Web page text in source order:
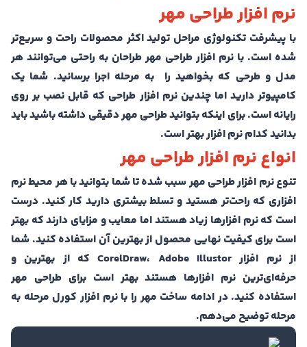
نرم افزار طراحی مهر
با پیشرفت تکنولوژی مراحل تولید اکثر محصولات راحت و سریع‌تر
شده است. با نرم افزار طراحی مهر طراحان به راحتی می‌توانند هر
مدل و طرحی که بخواهید را به مرحله اجرا برسانید. شما یک
کامپیوتر دارید اما چندین نرم افزار طراحی که قابل نصب بر روی
رایانه است. برای اینکه بتوانید طراحی مهر دقیقی داشته باشید باید
بدانید کدام نرم افزار بهتر است.
انواع نرم افزار طراحی مهر
تنوع نرم افزار‌ طراحی مهر سبب شده تا شما بتوانید با هر محیط نرم
افزاری که راحت‌تر هستید و تسلط بیشتری دارید کار کنید. درست
است که نرم افزارها زیاد هستند اما معایب و مزایای دارند که بهتر
است برای کیفیت نهایی محصول از بهترین آن استفاده کنید. شما
از نرم افزار CorelDraw، Adobe Illustor که از بهترین و
حرفه‌ای‌ترین نرم افزار‌ها هستند بهتر است برای طراحی مهر
استفاده کنید. در ادامه ساخت مهر را با نرم افزار کورل مرحله به
مرحله توضیح می‌دهم.